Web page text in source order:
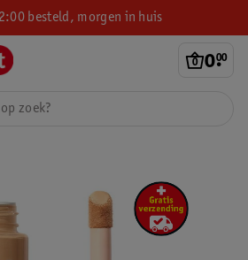
besteld, morgen in huis
0.
00